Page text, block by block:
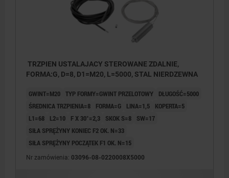
TRZPIEN USTALAJACY STEROWANE ZDALNIE,
FORMA:G, D=8, D1=M20, L=5000, STAL NIERDZEWNA
GWINT=M20 TYP FORMY=GWINT PRZELOTOWY
DŁUGOŚĆ=5000
ŚREDNICA TRZPIENIA=8
FORMA=G LINA=1,5
KOPERTA=5
L1=68
L2=10 F X 30°=2,3 SKOK S=8
SW=17
SIŁA SPRĘŻYNY KONIEC F2 OK. N=33
SIŁA SPRĘŻYNY POCZĄTEK F1 OK. N=15
Nr zamówienia: 03096-08-0220008X5000